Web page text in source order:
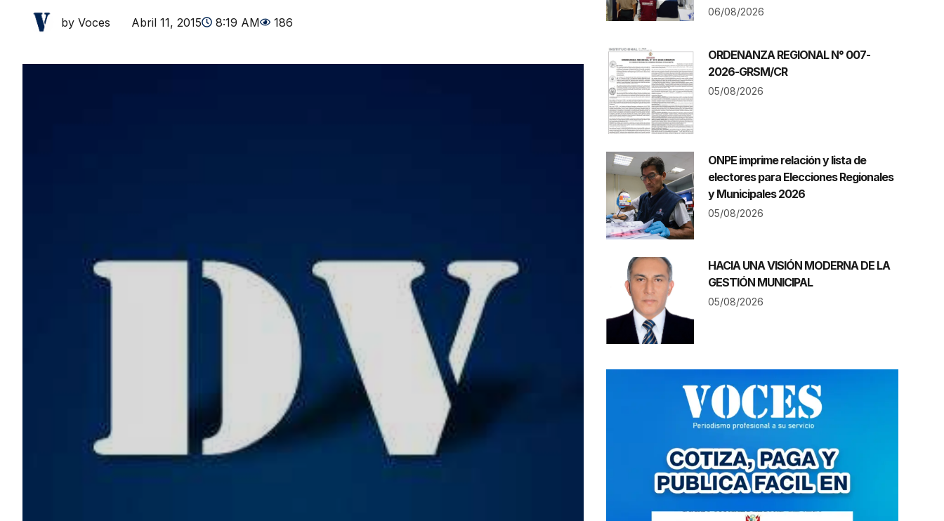
by Voces Abril 11, 2015 8:19 AM 186
06/08/2026
ORDENANZA REGIONAL N° 007-
2026-GRSM/CR
05/08/2026
ONPE imprime relación y lista de
electores para Elecciones Regionales
y Municipales 2026
05/08/2026
HACIA UNA VISIÓN MODERNA DE LA
GESTIÓN MUNICIPAL
05/08/2026